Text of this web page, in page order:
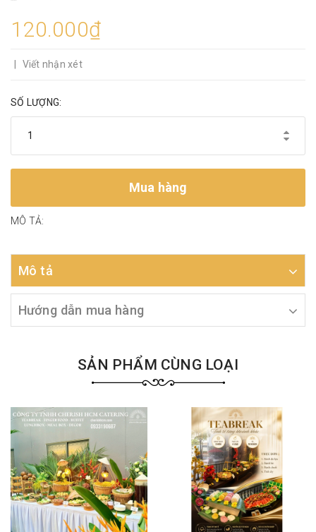
120.000₫
Viết nhận xét
SỐ LƯỢNG:
Mua hàng
MÔ TẢ:
Mô tả
Hướng dẫn mua hàng
SẢN PHẨM CÙNG LOẠI